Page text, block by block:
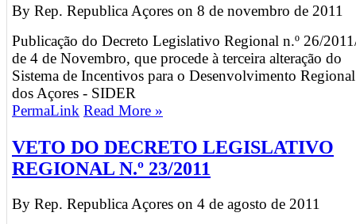
By Rep. Republica Açores on 8 de novembro de 2011
Publicação do Decreto Legislativo Regional n.º 26/
de 4 de Novembro, que procede à terceira alteração do
Sistema de Incentivos para o Desenvolvimento Regional
dos Açores - SIDER
PermaLink Read More »
VETO DO DECRETO LEGISLATIVO
REGIONAL N.º 23/2011
By Rep. Republica Açores on 4 de agosto de 2011